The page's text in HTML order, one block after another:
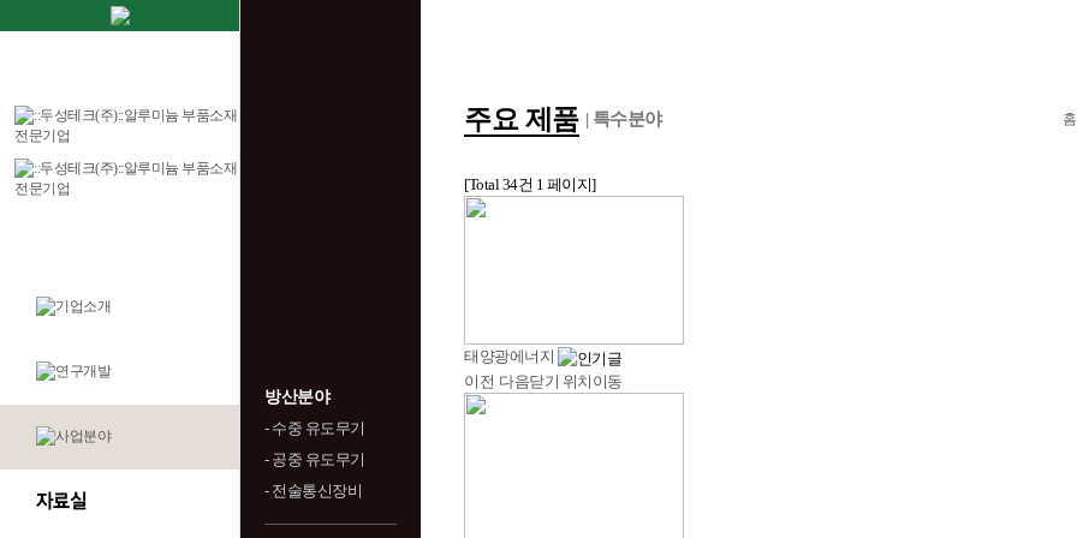
방산분야
- 수중 유도무기
- 공중 유도무기
- 전술통신장비
주요 제품 | 특수분야 홈
[Total 34건 1 페이지]
태양광에너지
이전 다음닫기 위치이동